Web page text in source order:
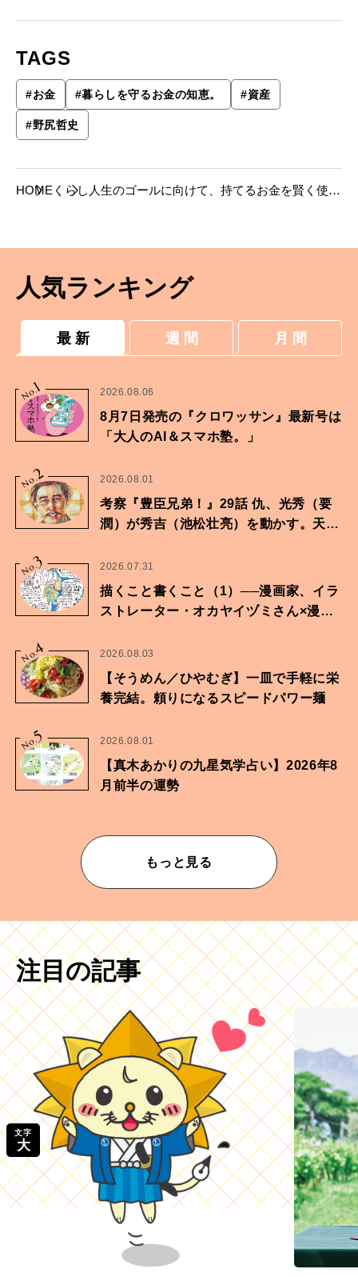
文字
大
TAGS
#お金 #暮らしを守るお金の知恵。 #資産
#野尻哲史
HOME くらし 人生のゴールに向けて、持てるお金を賢く使い
人気ランキング
最 新 週 間 月 間
No.
1 2026.08.06
8月7日発売の『クロワッサン』最新号は
「大人のAI＆スマホ塾。」
No.2 2026.08.01
考察『豊臣兄弟！』29話 仇、光秀（要
潤）が秀吉（池松壮亮）を動かす。天下
No.
3 2026.07.31
描くこと書くこと（1）──漫画家、イラ
ストレーター・オカヤイヅミさん×漫画
No.
4 2026.08.03
【そうめん／ひやむぎ】一皿で手軽に栄
養完結。頼りになるスピードパワー麺
No.
5 2026.08.01
【真木あかりの九星気学占い】2026年8
月前半の運勢
もっと見る
注目の記事